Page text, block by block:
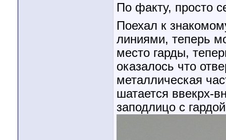
По факту, просто
Поехал к
линиями, теперь
место гарды,
оказалось что
металлическая
шатается ввекрх-
заподлицо с